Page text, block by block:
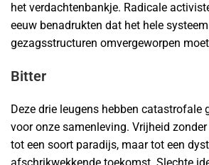
het verdachtenbankje. Radicale
eeuw benadrukten dat het hele
gezagsstructuren omvergeworpen
Bitter
Deze drie leugens hebben catastrofale
voor onze samenleving. Vrijheid
tot een soort paradijs, maar tot een